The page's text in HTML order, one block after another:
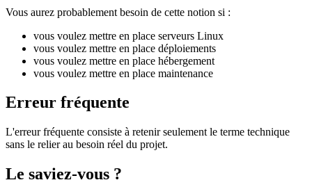
Vous aurez probablement besoin de cette notion si :
vous voulez mettre en place serveurs Linux
vous voulez mettre en place déploiements
vous voulez mettre en place hébergement
vous voulez mettre en place maintenance
Erreur fréquente
L'erreur fréquente consiste à retenir seulement le terme technique
sans le relier au besoin réel du projet.
Le saviez-vous ?